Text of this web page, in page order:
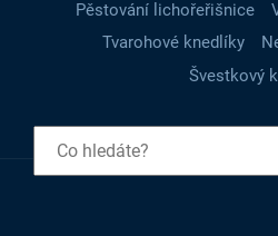
Pěstování lichořeřišnice
Tvarohové knedlíky
Švestkový